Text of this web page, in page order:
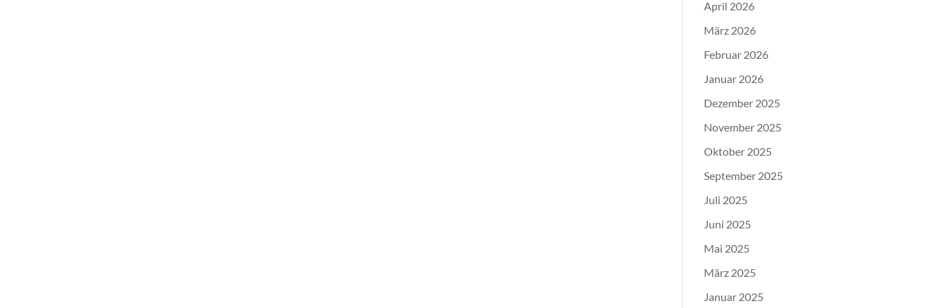
April 2026
März 2026
Februar 2026
Januar 2026
Dezember 2025
November 2025
Oktober 2025
September 2025
Juli 2025
Juni 2025
Mai 2025
März 2025
Januar 2025